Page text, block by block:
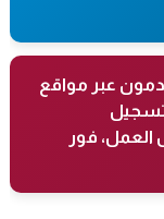
عبر مواقع
العمل، فور